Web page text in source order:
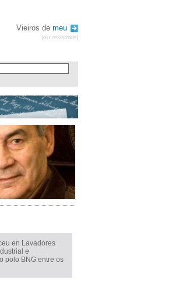
Vieiros de meu
(ou rexistrate)
en Lavadores
e
polo BNG entre os